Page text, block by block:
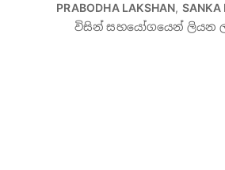
PRABODHA LAKSHAN, SANKA
විසින් සහයෝගයෙන් ලියන